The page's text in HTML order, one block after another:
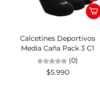
Calcetines Deportivos
Media Caña Pack 3 C1
(0)
$5.990